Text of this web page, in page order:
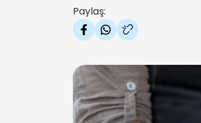
Paylaş: